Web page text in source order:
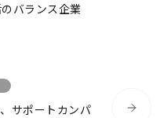
バランス企業
サポートカンパ